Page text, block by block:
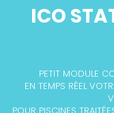
ICO
PETIT MODULE
EN TEMPS RÉEL